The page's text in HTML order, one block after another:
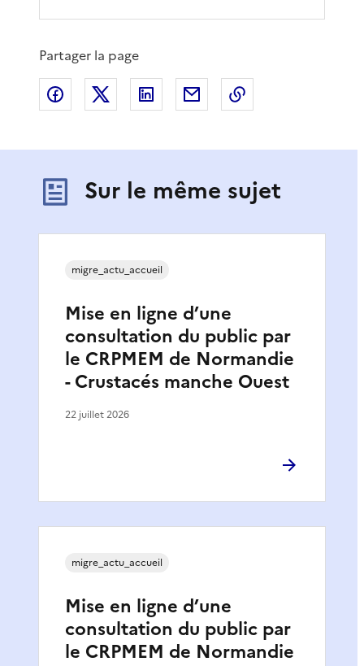
Partager la page
Partager sur Facebook
Partager sur XPartager sur LinkedIn
Partager par email
Sur le même sujet
Mise en ligne d’une
consultation du public par
le CRPMEM de Normandie
- Crustacés manche Ouest
migre_actu_accueil
22 juillet 2026
Mise en ligne d’une
consultation du public par
le CRPMEM de Normandie
migre_actu_accueil